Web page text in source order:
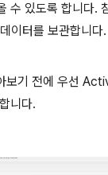
수 있도록 합니다.
이터를 보관합니다.
기 전에 우선
니다.